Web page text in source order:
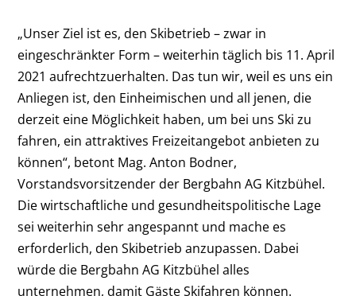
„Unser Ziel ist es, den Skibetrieb – zwar in
eingeschränkter Form – weiterhin täglich bis 11. April
2021 aufrechtzuerhalten. Das tun wir, weil es uns ein
Anliegen ist, den Einheimischen und all jenen, die
derzeit eine Möglichkeit haben, um bei uns Ski zu
fahren, ein attraktives Freizeitangebot anbieten zu
können“, betont Mag. Anton Bodner,
Vorstandsvorsitzender der Bergbahn AG Kitzbühel.
Die wirtschaftliche und gesundheitspolitische Lage
sei weiterhin sehr angespannt und mache es
erforderlich, den Skibetrieb anzupassen. Dabei
würde die Bergbahn AG Kitzbühel alles
unternehmen, damit Gäste Skifahren können.